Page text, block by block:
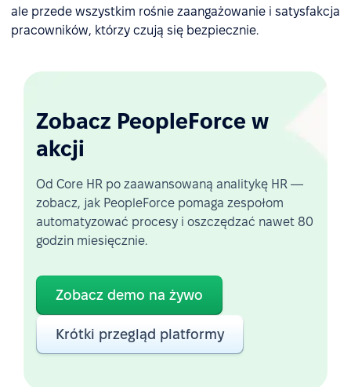
ale przede wszystkim rośnie zaangażowanie i satysfakcja
pracowników, którzy czują się bezpiecznie.
Zobacz PeopleForce w
akcji
Od Core HR po zaawansowaną analitykę HR —
zobacz, jak PeopleForce pomaga zespołom
automatyzować procesy i oszczędzać nawet 80
godzin miesięcznie.
Zobacz demo na żywo
Krótki przegląd platformy